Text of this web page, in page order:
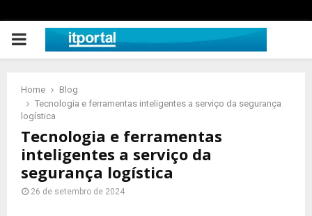
PRIMARY
Home
Blog
Tecnologia e ferramentas inteligentes a serviço da segurança
logística
Tecnologia e ferramentas
inteligentes a serviço da
segurança logística
26 de setembro de 2024